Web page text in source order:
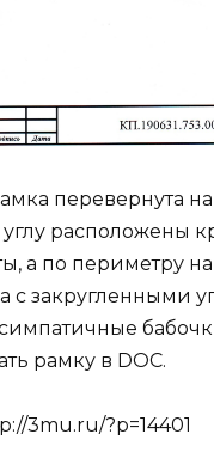
перевернута
расположены
а по периметру
с закругленными
рамку в DOC.
3mu.ru/?p=14401